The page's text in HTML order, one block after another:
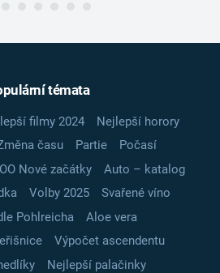
témata
filmy 2024
Nejlepší horory
času Partie
Počasí
Nové začátky
Auto – katalog
Volby 2025
Svařené víno
Pohlreicha
Aloe vera
Výpočet ascendentu
Nejlepší palačinky